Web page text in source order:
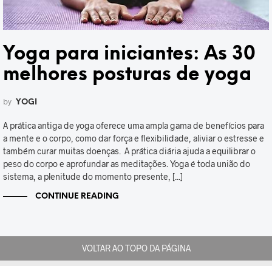
Yoga para iniciantes: As 30
melhores posturas de yoga
by YOGI
A prática antiga de yoga oferece uma ampla gama de benefícios para
a mente e o corpo, como dar força e flexibilidade, aliviar o estresse e
também curar muitas doenças. A prática diária ajuda a equilibrar o
peso do corpo e aprofundar as meditações. Yoga é toda união do
sistema, a plenitude do momento presente, [...]
CONTINUE READING
VOLTAR AO TOPO DA PÁGINA